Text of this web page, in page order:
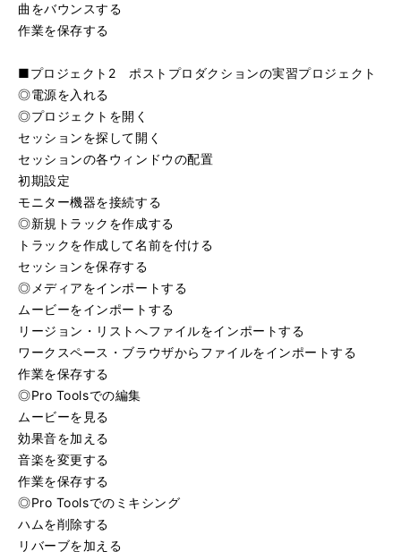
曲をバウンスする
作業を保存する
■プロジェクト2 ポストプロダクションの実習プロジェクト
◎電源を入れる
◎プロジェクトを開く
セッションを探して開く
セッションの各ウィンドウの配置
初期設定
モニター機器を接続する
◎新規トラックを作成する
トラックを作成して名前を付ける
セッションを保存する
◎メディアをインポートする
ムービーをインポートする
リージョン・リストへファイルをインポートする
ワークスペース・ブラウザからファイルをインポートする
作業を保存する
◎Pro Toolsでの編集
ムービーを見る
効果音を加える
音楽を変更する
作業を保存する
◎Pro Toolsでのミキシング
ハムを削除する
リバーブを加える